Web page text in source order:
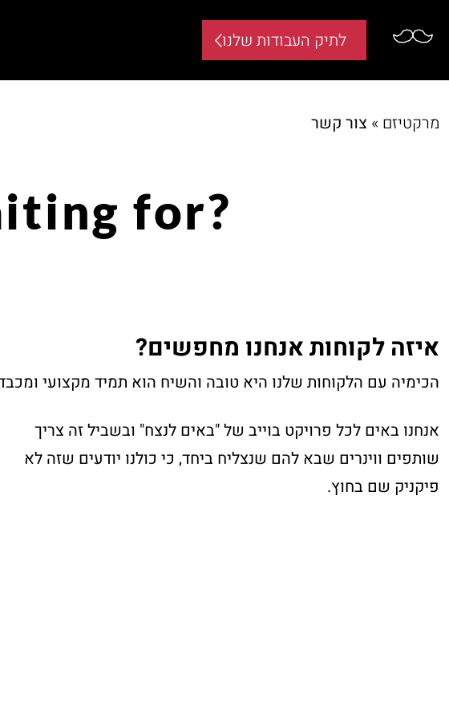
לתיק העבודות שלנו
מרקטיזם » צור קשר
?What are you waiting for
איזה לקוחות אנחנו מחפשים?
הכימיה עם הלקוחות שלנו היא טובה והשיח הוא תמיד מקצועי
אנחנו באים לכל פרויקט בוייב של "באים לנצח" ובשביל זה צריך
שותפים ווינרים שבא להם שנצליח ביחד, כי כולנו יודעים שזה לא
פיקניק שם בחוץ.